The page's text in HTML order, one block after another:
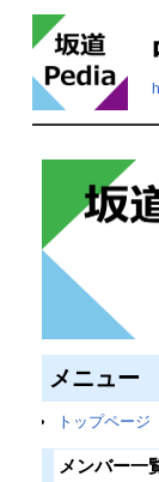
メニュー
トップページ
メンバー一